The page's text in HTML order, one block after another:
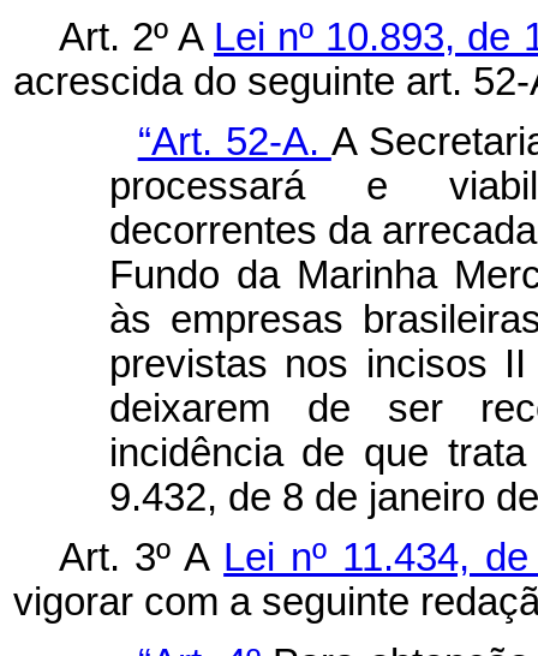
Art. 2º A Lei nº 10.893, de
acrescida do seguinte art.
“Art. 52-A. A
processará e
decorrentes da
Fundo da Marinha
às empresas
previstas nos incisos
deixarem de ser
incidência de que
9.432, de 8 de janeiro
Art. 3º A Lei nº 11.434,
vigorar com a seguinte